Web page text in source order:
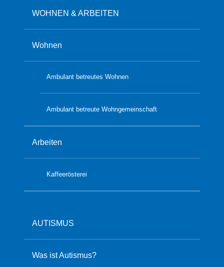
WOHNEN & ARBEITEN
Wohnen
Ambulant betreutes Wohnen
Ambulant betreute Wohngemeinschaft
Arbeiten
Kaffeerösterei
AUTISMUS
Was ist Autismus?